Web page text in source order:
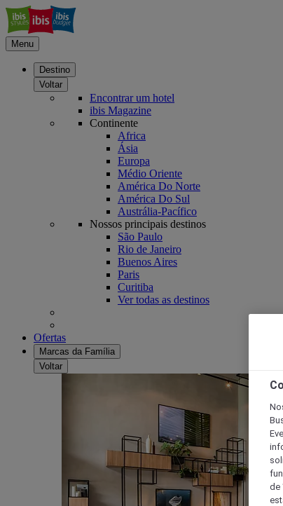
Menu
Destino
Voltar
Encontrar um hotel
ibis Magazine
Continente
Africa
Ásia
Europa
Médio Oriente
América Do Norte
América Do Sul
Austrália-Pacífico
Nossos principais destinos
São Paulo
Rio de Janeiro
Buenos Aires
Paris
Curitiba
Ver todas as destinos
Ofertas
Marcas da Família
Voltar
de